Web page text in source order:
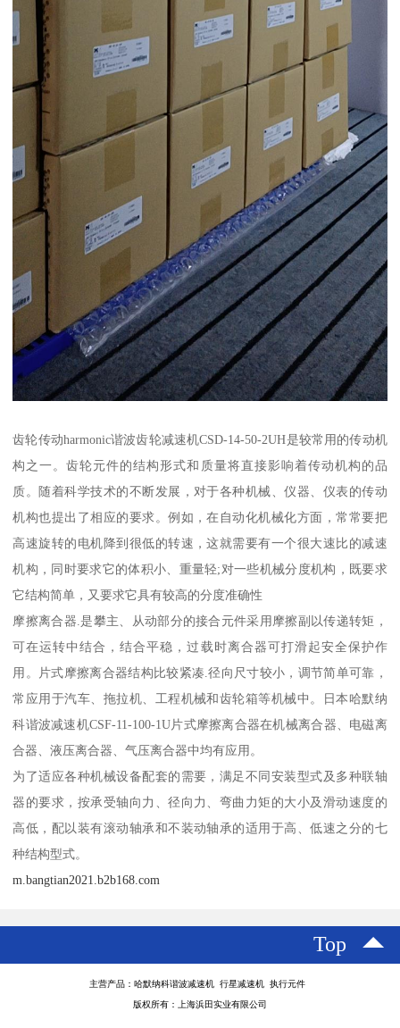
齿轮传动harmonic谐波齿轮减速机CSD-14-50-2UH是较常用的传动机
构之一。齿轮元件的结构形式和质量将直接影响着传动机构的品
质。随着科学技术的不断发展，对于各种机械、仪器、仪表的传动
机构也提出了相应的要求。例如，在自动化机械化方面，常常要把
高速旋转的电机降到很低的转速，这就需要有一个很大速比的减速
机构，同时要求它的体积小、重量轻;对一些机械分度机构，既要求
它结构简单，又要求它具有较高的分度准确性
摩擦离合器.是攀主、从动部分的接合元件采用摩擦副以传递转矩，
可在运转中结合，结合平稳，过载时离合器可打滑起安全保护作
用。片式摩擦离合器结构比较紧凑.径向尺寸较小，调节简单可靠，
常应用于汽车、拖拉机、工程机械和齿轮箱等机械中。日本哈默纳
科谐波减速机CSF-11-100-1U片式摩擦离合器在机械离合器、电磁离
合器、液压离合器、气压离合器中均有应用。
为了适应各种机械设备配套的需要，满足不同安装型式及多种联轴
器的要求，按承受轴向力、径向力、弯曲力矩的大小及滑动速度的
高低，配以装有滚动轴承和不装动轴承的适用于高、低速之分的七
种结构型式。
m.bangtian2021.b2b168.com
Top
主营产品：哈默纳科谐波减速机 行星减速机 执行元件
版权所有：上海浜田实业有限公司